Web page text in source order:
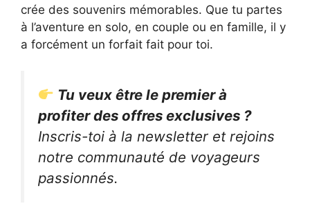
crée des souvenirs mémorables. Que tu partes
à l’aventure en solo, en couple ou en famille, il y
a forcément un forfait fait pour toi.
Tu veux être le premier à
profiter des offres exclusives ?
Inscris-toi à la newsletter et rejoins
notre communauté de voyageurs
passionnés.